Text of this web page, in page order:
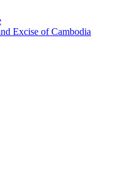
Excise of Cambodia